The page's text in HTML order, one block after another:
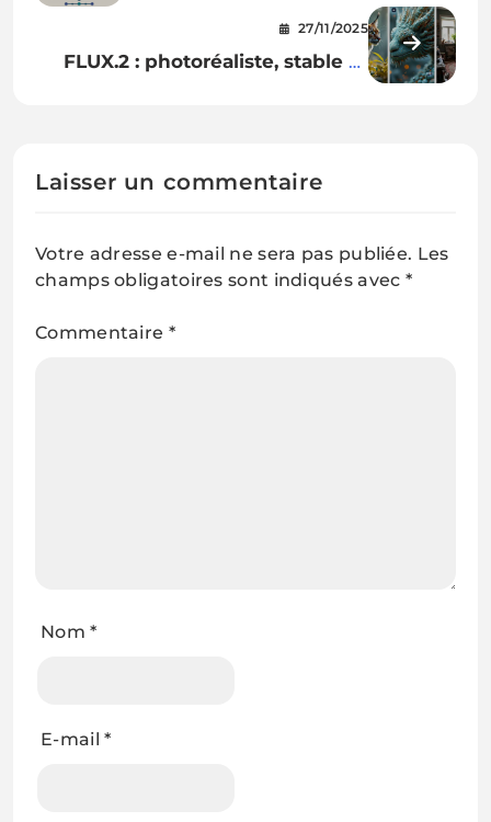
productivité perso… mais la
coordination qui casse les silos
27/11/2025
FLUX.2 : photoréaliste, stable et
Laisser un commentaire
Votre adresse e-mail ne sera pas publiée. Les
champs obligatoires sont indiqués avec *
Commentaire *
Nom*
E-mail*